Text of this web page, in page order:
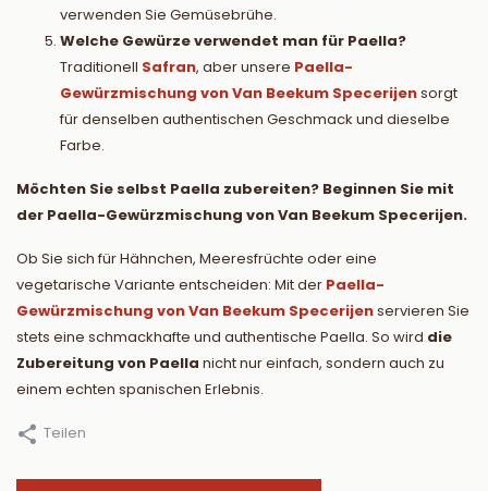
verwenden Sie Gemüsebrühe.
Welche Gewürze verwendet man für Paella?
Traditionell Safran, aber unsere Paella-
Gewürzmischung von Van Beekum Specerijensorgt
für denselben authentischen Geschmack und dieselbe
Farbe.
Möchten Sie selbst Paella zubereiten? Beginnen Sie mit
der Paella-Gewürzmischung von Van Beekum Specerijen.
Ob Sie sich für Hähnchen, Meeresfrüchte oder eine
vegetarische Variante entscheiden: Mit der Paella-
Gewürzmischung von Van Beekum Specerijenservieren Sie
stets eine schmackhafte und authentische Paella. So wird die
Zubereitung von Paella nicht nur einfach, sondern auch zu
einem echten spanischen Erlebnis.
Teilen